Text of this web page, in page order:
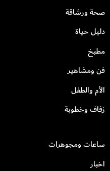
صحة ورشاقة
دليل حياة
مطبخ
فن ومشاهير
الأم والطفل
زفاف وخطوبة
ساعات ومجوهرات
اخبار